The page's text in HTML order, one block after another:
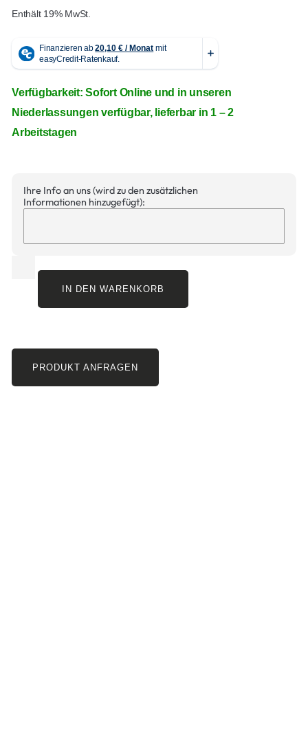
Enthält 19% MwSt.
Verfügbarkeit: Sofort Online und in unseren
Niederlassungen verfügbar, lieferbar in 1 – 2
Arbeitstagen
Ihre Info an uns (wird zu den zusätzlichen
Informationen hinzugefügt):
IN DEN WARENKORB
PRODUKT ANFRAGEN